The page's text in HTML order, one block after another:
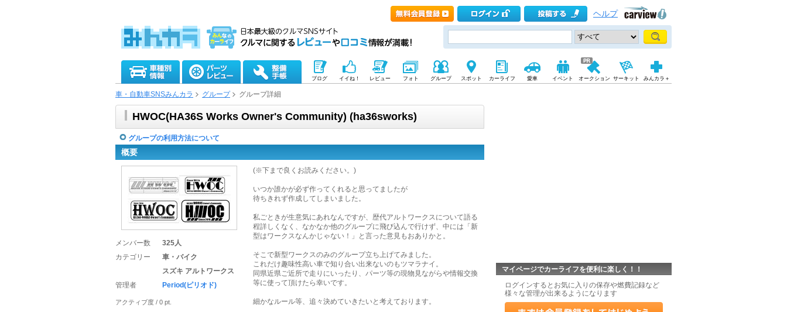
ヘルプ
ブログ イイね！ レビュー フォト グループ スポット カーライフ 愛車 イベント オークション サーキット みんカラ＋
車・自動車SNSみんカラ グループ グループ詳細
HWOC(HA36S Works Owner's Community) (ha36sworks)
グループの利用方法について
概要
メンバー数
325人
カテゴリー
車・バイク
スズキ アルトワークス
管理者
Period(ピリオド)
アクティブ度 / 0 pt.
(※下まで良くお読みください。)
いつか誰かが必ず作ってくれると思ってましたが
待ちきれず作成してしまいました。
私ごときが生意気にあれなんですが、歴代アルトワークスについて語る
程詳しくなく、なかなか他のグループに飛び込んで行けず、中には「新
型はワークスなんかじゃない！」と言った意見もおありかと。
そこで新型ワークスのみのグループ立ち上げてみました。
これだけ趣味性高い車で知り合い出来ないのもツマラナイ。
同県近県ご近所で走りにいったり、パーツ等の現物見ながらや情報交換
等に使って頂けたら幸いです。
細かなルール等、追々決めていきたいと考えております。
マイページでカーライフを便利に楽しく！！
ログインするとお気に入りの保存や燃費記録など
様々な管理が出来るようになります